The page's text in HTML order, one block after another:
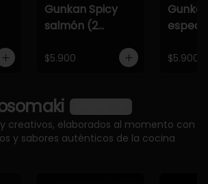
Gunkan Spicy
salmón (2
$5.900 $5.900
creativos, elaborados al momento con
y sabores auténticos de la cocina